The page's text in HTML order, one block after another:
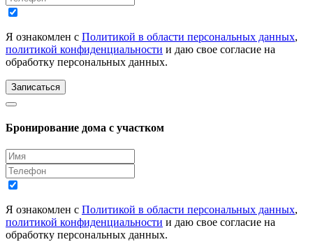
Я ознакомлен с Политикой в области персональных данных,
политикой конфиденциальности и даю свое согласие на
обработку персональных данных.
Записаться
Бронирование дома с участком
Я ознакомлен с Политикой в области персональных данных,
политикой конфиденциальности и даю свое согласие на
обработку персональных данных.